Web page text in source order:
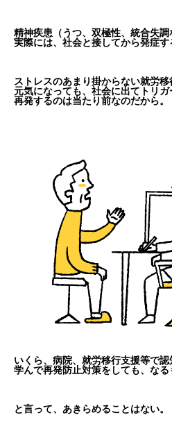
精神疾患（うつ、双極性、統合失調
実際には、社会と接してから発症す
ストレスのあまり掛からない就労移
元気になっても、社会に出てトリガ
再発するのは当たり前なのだから。
いくら、病院、就労移行支援等で
学んで再発防止対策をしても、なる
と言って、あきらめることはない。